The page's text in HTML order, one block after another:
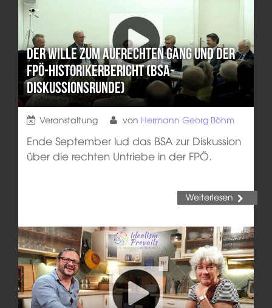
Der Wille zum aufrechten Gang und der
FPÖ-Historikerbericht (BSA-
Diskussionsrunde)
Veranstaltung von Hermann Georg Böhm
Ende September lud das BSA zur Diskussion
über die rechten Untriebe in der FPÖ.
Weiterlesen